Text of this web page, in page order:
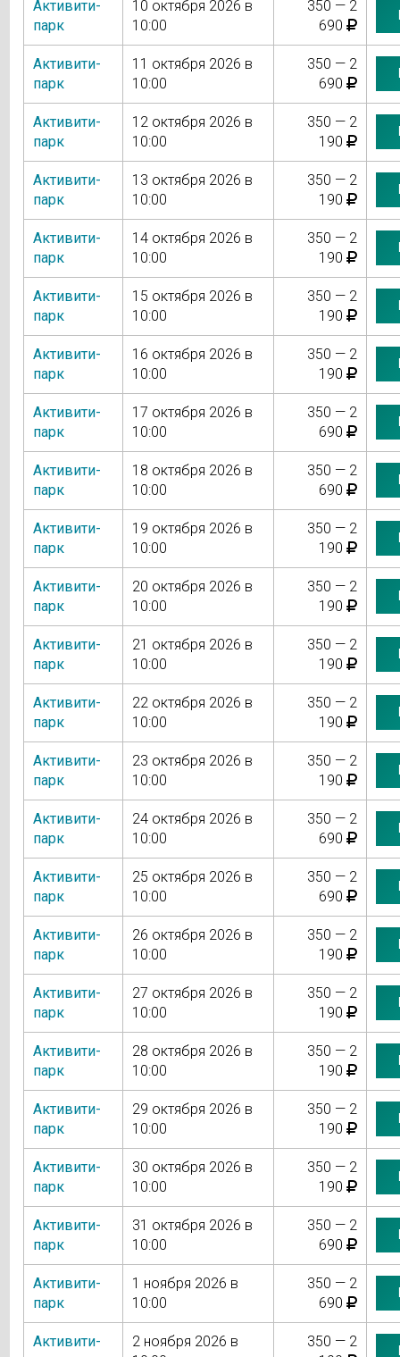
Активити-
парк
10 октября 2026 в
10:00
350 — 2
690
Активити-
парк
11 октября 2026 в
10:00
350 — 2
690
Активити-
парк
12 октября 2026 в
10:00
350 — 2
190
Активити-
парк
13 октября 2026 в
10:00
350 — 2
190
Активити-
парк
14 октября 2026 в
10:00
350 — 2
190
Активити-
парк
15 октября 2026 в
10:00
350 — 2
190
Активити-
парк
16 октября 2026 в
10:00
350 — 2
190
Активити-
парк
17 октября 2026 в
10:00
350 — 2
690
Активити-
парк
18 октября 2026 в
10:00
350 — 2
690
Активити-
парк
19 октября 2026 в
10:00
350 — 2
190
Активити-
парк
20 октября 2026 в
10:00
350 — 2
190
Активити-
парк
21 октября 2026 в
10:00
350 — 2
190
Активити-
парк
22 октября 2026 в
10:00
350 — 2
190
Активити-
парк
23 октября 2026 в
10:00
350 — 2
190
Активити-
парк
24 октября 2026 в
10:00
350 — 2
690
Активити-
парк
25 октября 2026 в
10:00
350 — 2
690
Активити-
парк
26 октября 2026 в
10:00
350 — 2
190
Активити-
парк
27 октября 2026 в
10:00
350 — 2
190
Активити-
парк
28 октября 2026 в
10:00
350 — 2
190
Активити-
парк
29 октября 2026 в
10:00
350 — 2
190
Активити-
парк
30 октября 2026 в
10:00
350 — 2
190
Активити-
парк
31 октября 2026 в
10:00
350 — 2
690
Активити-
парк
1 ноября 2026 в
10:00
350 — 2
690
Активити-
2 ноября 2026 в
350 — 2